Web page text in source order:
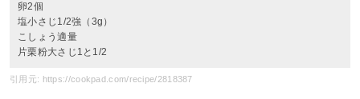
卵2個
塩小さじ1/2強（3g）
こしょう適量
片栗粉大さじ1と1/2
引用元: https://cookpad.com/recipe/2818387